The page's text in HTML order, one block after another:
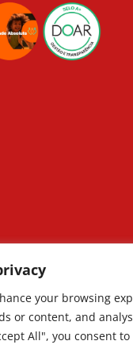
your browsing
or content, and
All", you consent